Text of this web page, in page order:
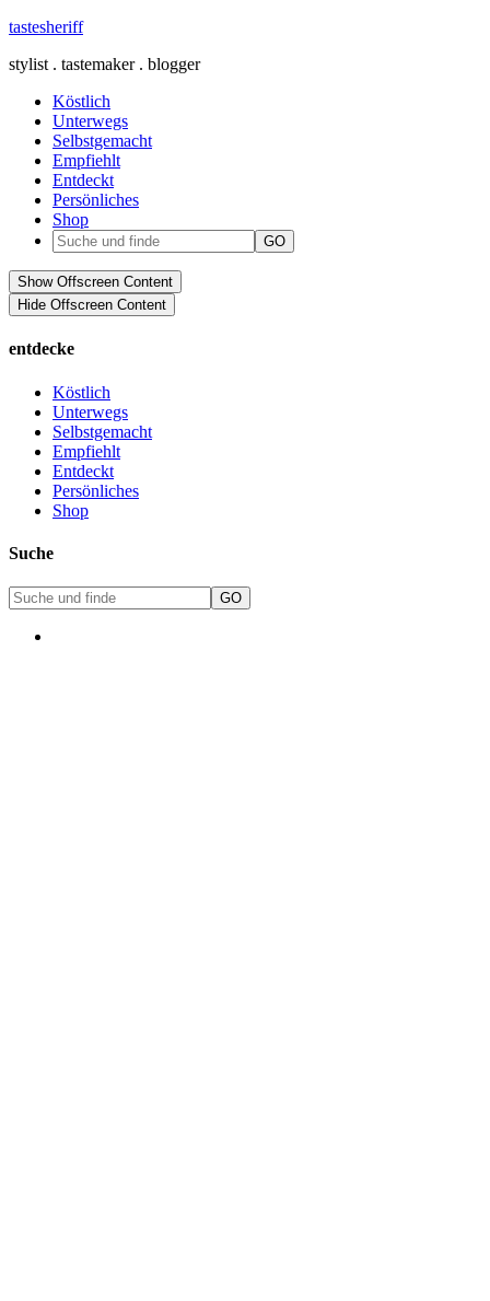
tastesheriff
stylist . tastemaker . blogger
Köstlich
Unterwegs
Selbstgemacht
Empfiehlt
Entdeckt
Persönliches
Shop
Show Offscreen Content
Hide Offscreen Content
entdecke
Köstlich
Unterwegs
Selbstgemacht
Empfiehlt
Entdeckt
Persönliches
Shop
Suche